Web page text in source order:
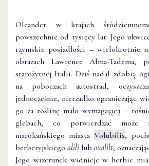
Oleander w krajach
powszechnie od tysięcy lat. Jego
rzymskie posiadłości – wielokrotnie
obrazach Lawrence Alma-Tadema,
starożytnej Italii. Dziś nadal zdobią
na poboczach autostrad,
jednocześnie, nierzadko ograniczając
go za roślinę mało wymagającą –
glebach, co potwierdzać może
marokańskiego miastaVolubilis,
berberyjskiego alili lub oualilt,
Jego wizerunek widnieje w herbie